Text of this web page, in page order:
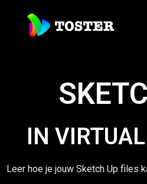
IN
Leer hoe je jouw Sketch Up files